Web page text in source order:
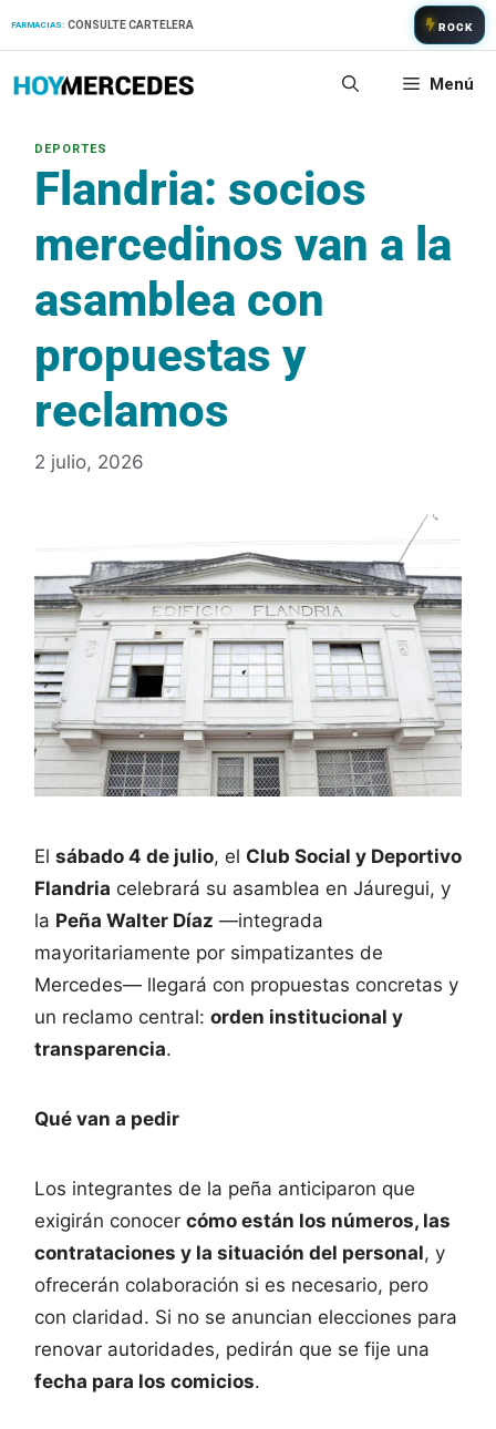
FARMACIAS: CONSULTE CARTELERA ROCK
Menú
Flandria: socios
mercedinos van a la
asamblea con
propuestas y
reclamos
2 julio, 2026
El sábado 4 de julio, el Club Social y Deportivo
Flandria celebrará su asamblea en Jáuregui, y
la Peña Walter Díaz —integrada
mayoritariamente por simpatizantes de
Mercedes— llegará con propuestas concretas y
un reclamo central: orden institucional y
transparencia.
Qué van a pedir
Los integrantes de la peña anticiparon que
exigirán conocer cómo están los números, las
contrataciones y la situación del personal, y
ofrecerán colaboración si es necesario, pero
con claridad. Si no se anuncian elecciones para
renovar autoridades, pedirán que se fije una
fecha para los comicios.